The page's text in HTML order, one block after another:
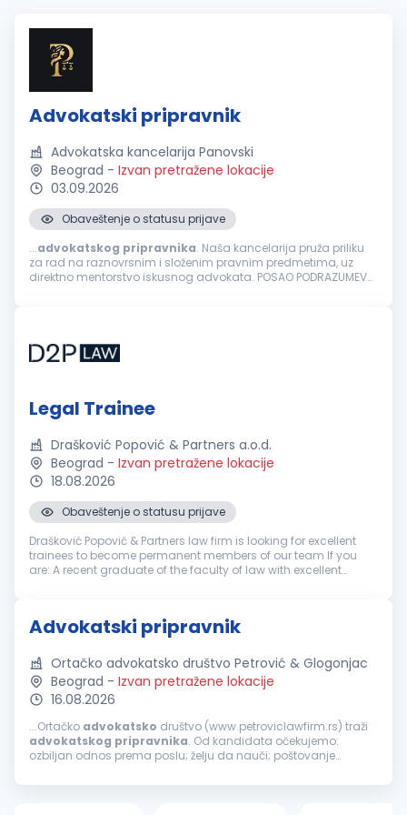
Advokatski pripravnik
Advokatska kancelarija Panovski
Beograd - Izvan pretražene lokacije
03.09.2026
Obaveštenje o statusu prijave
...advokatskog pripravnika. Naša kancelarija pruža priliku
za rad na raznovrsnim i složenim pravnim predmetima, uz
direktno mentorstvo iskusnog advokata. POSAO PODRAZUMEVA:
Legal Trainee
Drašković Popović & Partners a.o.d.
Beograd - Izvan pretražene lokacije
18.08.2026
Obaveštenje o statusu prijave
Drašković Popović & Partners law firm is looking for excellent
trainees to become permanent members of our team If you
are: A recent graduate of the faculty of law with excellent
Advokatski pripravnik
Ortačko advokatsko društvo Petrović & Glogonjac
Beograd - Izvan pretražene lokacije
16.08.2026
...Ortačko advokatsko društvo (www.petroviclawfirm.rs) traži
advokatskog pripravnika. Od kandidata očekujemo:
ozbiljan odnos prema poslu; želju da nauči; poštovanje